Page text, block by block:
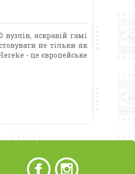
яскравій гамі
не тільки як
- це європейське